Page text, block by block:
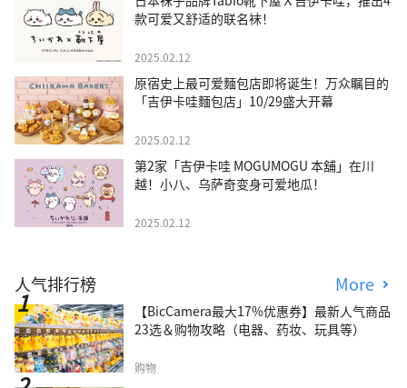
款可爱又舒适的联名袜！
2025.02.12
原宿史上最可爱麵包店即将诞生！万众瞩目的
「吉伊卡哇麵包店」10/29盛大开幕
2025.02.12
第2家「吉伊卡哇 MOGUMOGU 本舖」在川
越！小八、乌萨奇变身可爱地瓜！
2025.02.12
人气排行榜 More
【BicCamera最大17%优惠券】最新人气商品
23选＆购物攻略（电器、药妆、玩具等）
购物